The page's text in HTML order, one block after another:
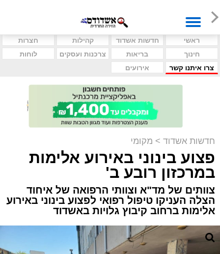
ראשי חדשות אשדוד קהילות
חצרות
חינוך
בריאות צרכנות ועסקים
לוחות
צרו איתנו קשר
אירועים
חדשות אשדוד > מקומי
פצוע בינוני באירוע אלימות
במרכזון רובע ב'
צוותים של מד"א וצוותי הרפואה של איחוד
הצלה העניקו טיפול רפואי לפצוע בינוני באירוע
אלימות ברחוב קיבוץ גלויות באשדוד